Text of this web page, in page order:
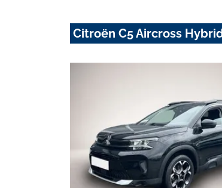
Citroën C5 Aircross Hybrid